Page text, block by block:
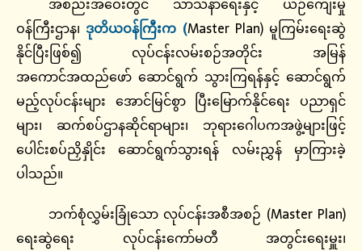
အစည်းအဝေးတွင် သာသနာရေးနှင့် ယဉ်ကျေးမှု
ဝန်ကြီးဌာန၊ဒုတိယဝန်ကြီးက (Master Plan) မူကြမ်းရေးဆွဲ
နိုင်ပြီးဖြစ်၍ လုပ်ငန်းလမ်းစဉ်အတိုင်း အမြန်
အကောင်အထည်ဖော် ဆောင်ရွက် သွားကြရန်နှင့် ဆောင်ရွက်
မည့်လုပ်ငန်းများ အောင်မြင်စွာ ပြီးမြောက်နိုင်ရေး ပညာရှင်
များ၊ ဆက်စပ်ဌာနဆိုင်ရာများ၊ ဘုရားဂေါပကအဖွဲ့များဖြင့်
ပေါင်းစပ်ညှိနှိုင်း ဆောင်ရွက်သွားရန် လမ်းညွှန် မှာကြားခဲ့
ပါသည်။
ဘက်စုံလွှမ်းခြုံသော လုပ်ငန်းအစီအစဉ် (Master Plan)
ရေးဆွဲရေး လုပ်ငန်းကော်မတီ အတွင်းရေးမှူး၊